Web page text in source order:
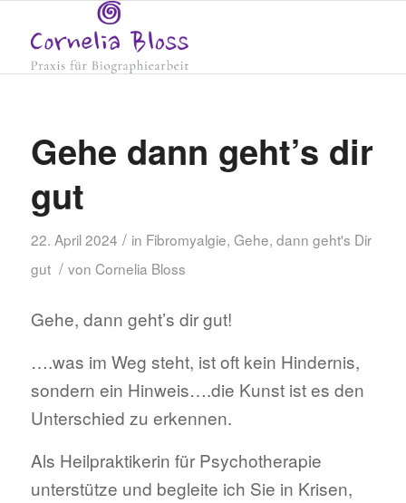
Gehe dann geht’s dir
gut
22. April 2024 / in Fibromyalgie, Gehe, dann geht's Dir
gut / von Cornelia Bloss
Gehe, dann geht’s dir gut!
….was im Weg steht, ist oft kein Hindernis,
sondern ein Hinweis….die Kunst ist es den
Unterschied zu erkennen.
Als Heilpraktikerin für Psychotherapie
unterstütze und begleite ich Sie in Krisen,